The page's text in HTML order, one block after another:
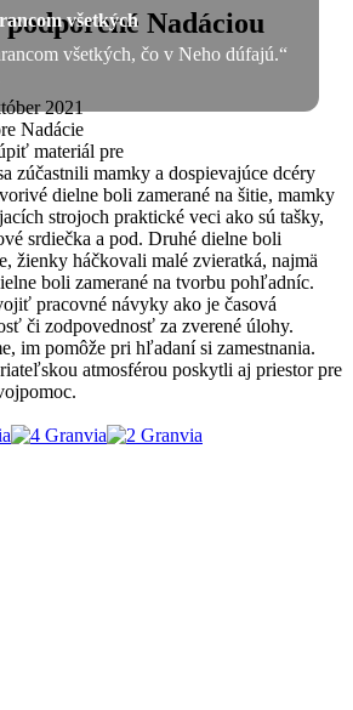
všetkých
všetkých, čo v Neho dúfajú.“
Nadáciou
2021
Nadácie
materiál pre
zúčastnili mamky a dospievajúce dcéry
dielne boli zamerané na šitie, mamky
strojoch praktické veci ako sú tašky,
srdiečka a pod. Druhé dielne boli
žienky háčkovali malé zvieratká, najmä
boli zamerané na tvorbu pohľadníc.
pracovné návyky ako je časová
či zodpovednosť za zverené úlohy.
im pomôže pri hľadaní si zamestnania.
atmosférou poskytli aj priestor pre